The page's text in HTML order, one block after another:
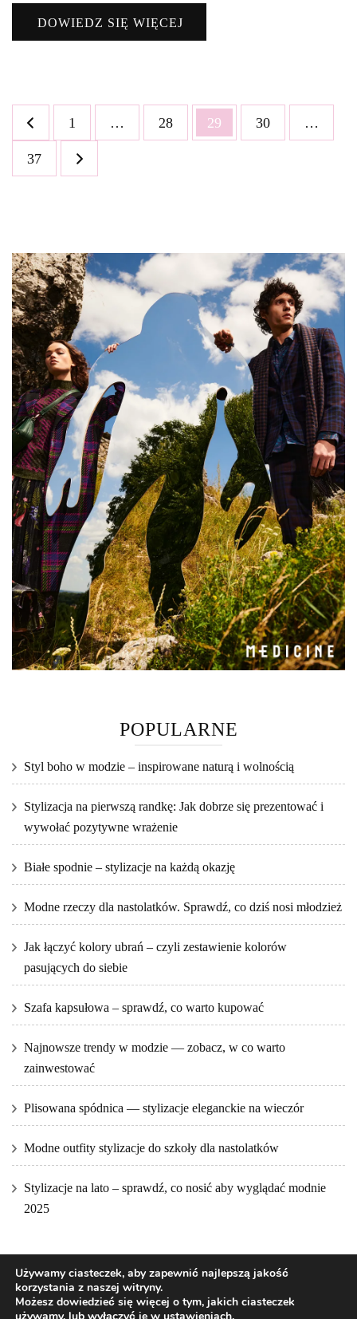
DOWIEDZ SIĘ WIĘCEJ
Stronicowanie
wpisów
Strona
1 … Strona
28 Strona
29 Strona
30 …
Strona
37
POPULARNE
Styl boho w modzie – inspirowane naturą i wolnością
Stylizacja na pierwszą randkę: Jak dobrze się prezentować i
wywołać pozytywne wrażenie
Białe spodnie – stylizacje na każdą okazję
Modne rzeczy dla nastolatków. Sprawdź, co dziś nosi młodzież
Jak łączyć kolory ubrań – czyli zestawienie kolorów
pasujących do siebie
Szafa kapsułowa – sprawdź, co warto kupować
Najnowsze trendy w modzie — zobacz, w co warto
zainwestować
Plisowana spódnica — stylizacje eleganckie na wieczór
Modne outfity stylizacje do szkoły dla nastolatków
Stylizacje na lato – sprawdź, co nosić aby wyglądać modnie
2025
Używamy ciasteczek, aby zapewnić najlepszą jakość
korzystania z naszej witryny.
Możesz dowiedzieć się więcej o tym, jakich ciasteczek